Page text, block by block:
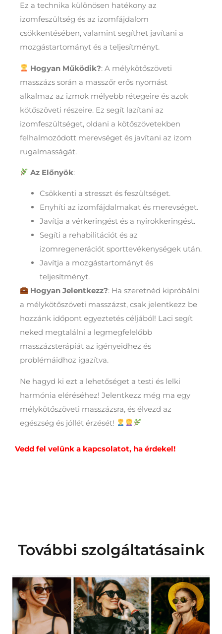
Ez a technika különösen hatékony az
izomfeszültség és az izomfájdalom
csökkentésében, valamint segíthet javítani a
mozgástartományt és a teljesítményt.
Hogyan Működik?: A mélykötőszöveti
masszázs során a masszőr erős nyomást
alkalmaz az izmok mélyebb rétegeire és azok
kötőszöveti részeire. Ez segít lazítani az
izomfeszültséget, oldani a kötőszövetekben
felhalmozódott merevséget és javítani az izom
rugalmasságát.
Az Előnyök:
Csökkenti a stresszt és feszültséget.
Enyhíti az izomfájdalmakat és merevséget.
Javítja a vérkeringést és a nyirokkeringést.
Segíti a rehabilitációt és az
izomregenerációt sporttevékenységek után.
Javítja a mozgástartományt és
teljesítményt.
Hogyan Jelentkezz?: Ha szeretnéd kipróbálni
a mélykötőszöveti masszázst, csak jelentkezz be
hozzánk időpont egyeztetés céljából! Laci segít
neked megtalálni a legmegfelelőbb
masszázsterápiát az igényeidhez és
problémáidhoz igazítva.
Ne hagyd ki ezt a lehetőséget a testi és lelki
harmónia eléréséhez! Jelentkezz még ma egy
mélykötőszöveti masszázsra, és élvezd az
egészség és jóllét érzését!
Vedd fel velünk a kapcsolatot, ha érdekel!
További szolgáltatásaink